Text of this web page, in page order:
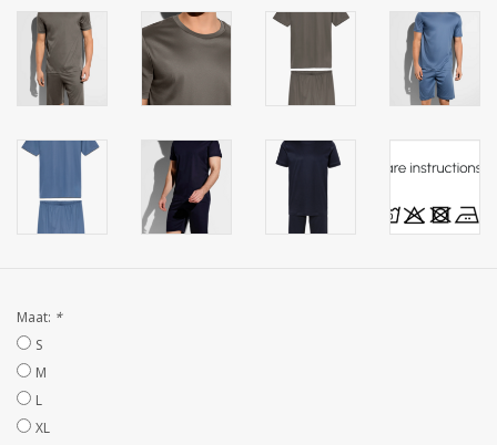
GESCHENK ARTIKELEN
Huis en nacht kledij (
DAMES )
Merken
Maat: *
S
M
L
XL